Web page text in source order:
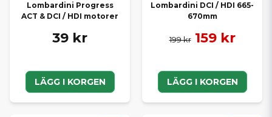
Lombardini Progress
ACT & DCI / HDI motorer
39 kr
LÄGG I KORGEN
Lombardini DCI / HDI 665-
670mm
199 kr 159 kr
LÄGG I KORGEN